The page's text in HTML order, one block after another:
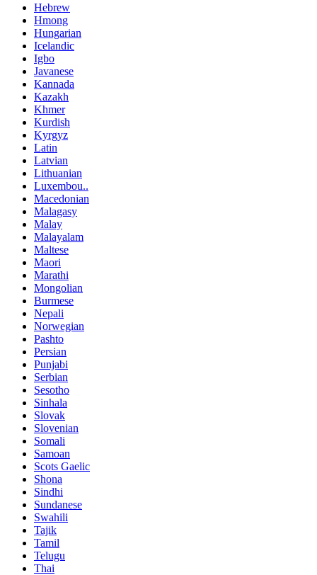
Hebrew
Hmong
Hungarian
Icelandic
Igbo
Javanese
Kannada
Kazakh
Khmer
Kurdish
Kyrgyz
Latin
Latvian
Lithuanian
Luxembou..
Macedonian
Malagasy
Malay
Malayalam
Maltese
Maori
Marathi
Mongolian
Burmese
Nepali
Norwegian
Pashto
Persian
Punjabi
Serbian
Sesotho
Sinhala
Slovak
Slovenian
Somali
Samoan
Scots Gaelic
Shona
Sindhi
Sundanese
Swahili
Tajik
Tamil
Telugu
Thai